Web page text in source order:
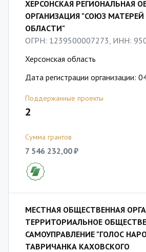
ХЕРСОНСКАЯ РЕГИОНАЛЬНАЯ
ОРГАНИЗАЦИЯ "СОЮЗ
ОБЛАСТИ"
ОГРН: 1239500007273, ИНН:
Херсонская область
Дата регистрации организации:
Поддержанные проекты
2
Сумма грантов
7 546 232,00 ₽
МЕСТНАЯ ОБЩЕСТВЕННАЯ
ТЕРРИТОРИАЛЬНОЕ
САМОУПРАВЛЕНИЕ "ГОЛОС
ТАВРИЧАНКА КАХОВСКОГО